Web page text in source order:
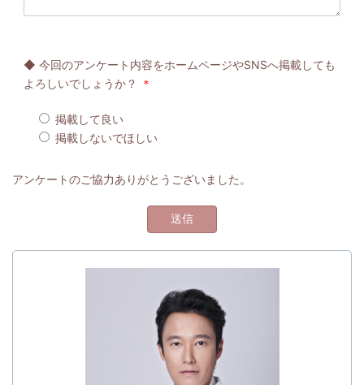
◆ 今回のアンケート内容をホームページやSNSへ掲載しても
よろしいでしょうか？
＊
掲載して良い
掲載しないでほしい
アンケートのご協力ありがとうございました。